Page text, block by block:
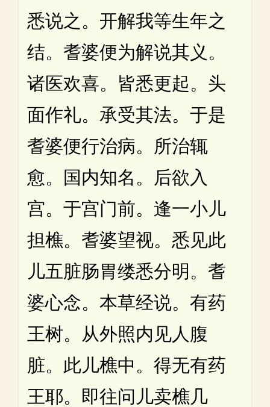
悉说之。开解我等生年之
结。耆婆便为解说其义。
诸医欢喜。皆悉更起。头
面作礼。承受其法。于是
耆婆便行治病。所治辄
愈。国内知名。后欲入
宫。于宫门前。逢一小儿
担樵。耆婆望视。悉见此
儿五脏肠胃缕悉分明。耆
婆心念。本草经说。有药
王树。从外照内见人腹
脏。此儿樵中。得无有药
王耶。即往问儿卖樵几